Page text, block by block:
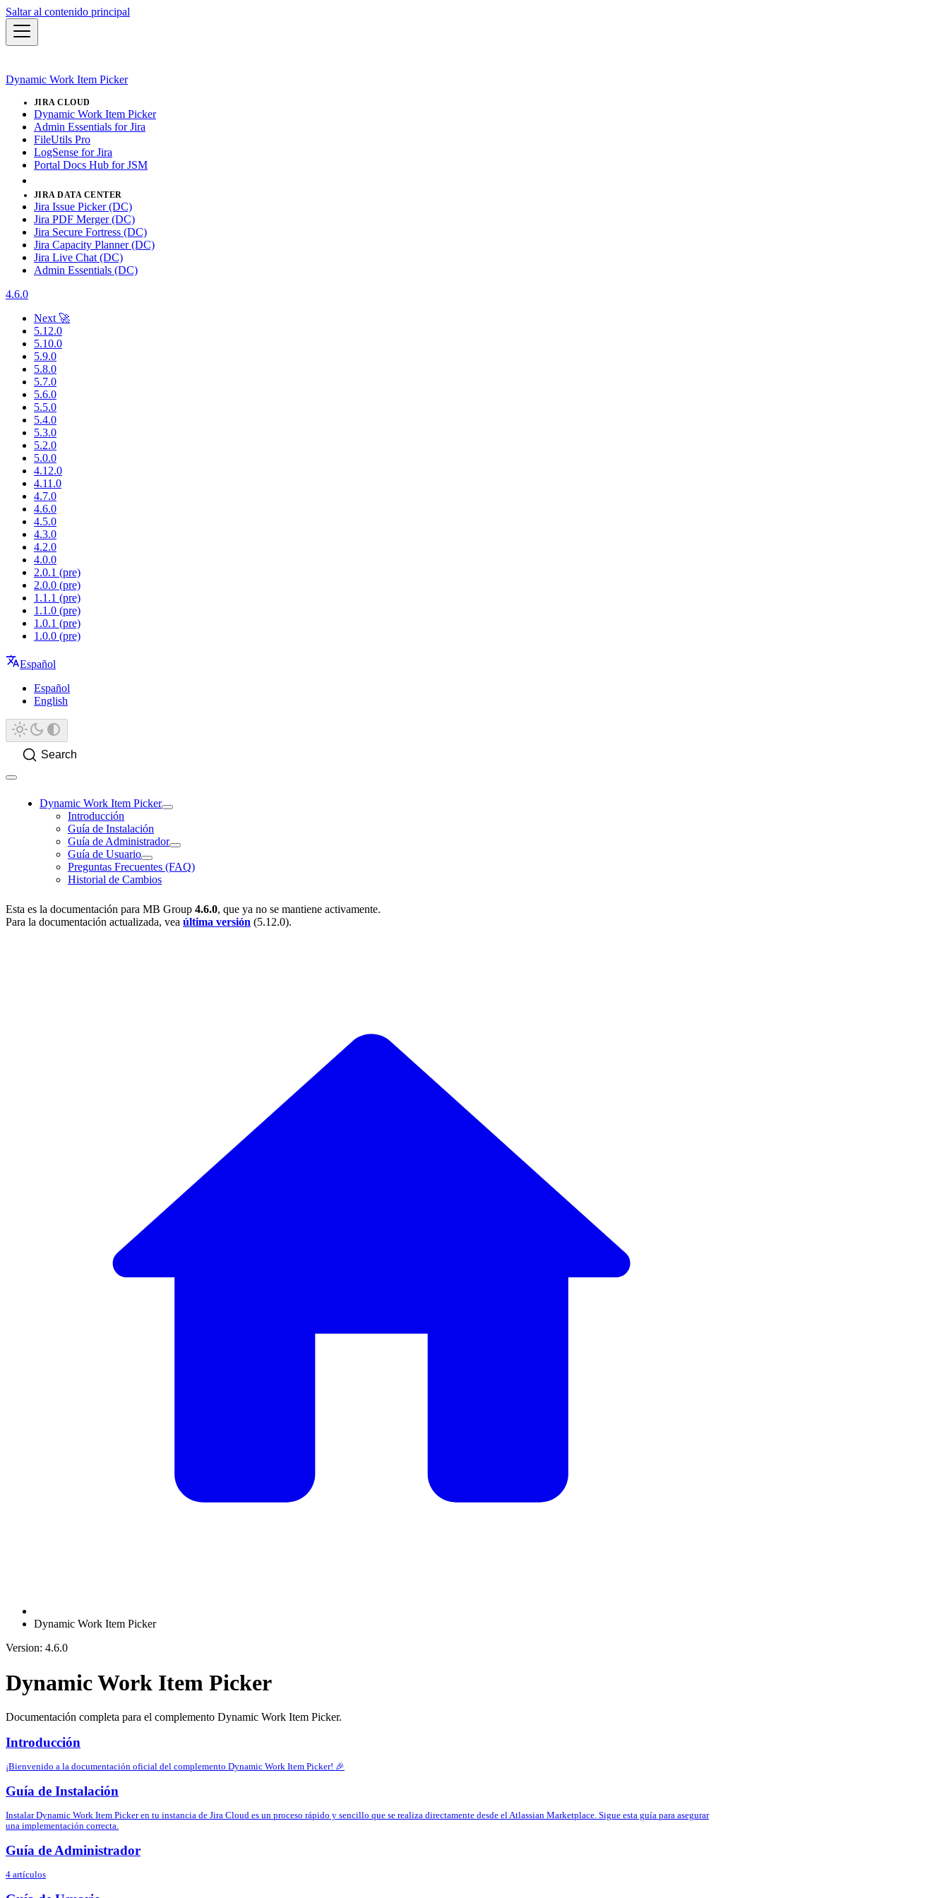
Saltar al contenido principal
Dynamic Work Item Picker
JIRA CLOUD
Dynamic Work Item Picker
Admin Essentials for Jira
FileUtils Pro
LogSense for Jira
Portal Docs Hub for JSM
JIRA DATA CENTER
Jira Issue Picker (DC)
Jira PDF Merger (DC)
Jira Secure Fortress (DC)
Jira Capacity Planner (DC)
Jira Live Chat (DC)
Admin Essentials (DC)
4.6.0
Next 🚀
5.12.0
5.10.0
5.9.0
5.8.0
5.7.0
5.6.0
5.5.0
5.4.0
5.3.0
5.2.0
5.0.0
4.12.0
4.11.0
4.7.0
4.6.0
4.5.0
4.3.0
4.2.0
4.0.0
2.0.1 (pre)
2.0.0 (pre)
1.1.1 (pre)
1.1.0 (pre)
1.0.1 (pre)
1.0.0 (pre)
Español
Español
English
Search
Dynamic Work Item Picker
Introducción
Guía de Instalación
Guía de Administrador
Guía de Usuario
Preguntas Frecuentes (FAQ)
Historial de Cambios
Esta es la documentación para MB Group 4.6.0, que ya no se mantiene activamente.
Para la documentación actualizada, vea última versión (5.12.0).
Dynamic Work Item Picker
Version: 4.6.0
Dynamic Work Item Picker
Documentación completa para el complemento Dynamic Work Item Picker.
Introducción
¡Bienvenido a la documentación oficial del complemento Dynamic Work Item Picker! 🎉
Guía de Instalación
Instalar Dynamic Work Item Picker en tu instancia de Jira Cloud es un proceso rápido y sencillo que se realiza directamente desde el Atlassian Marketplace. Sigue esta guía para asegurar
una implementación correcta.
Guía de Administrador
4 artículos